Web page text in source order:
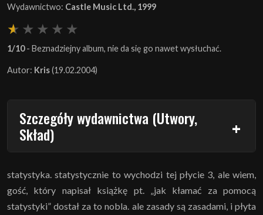
Wydawnictwo: Castle Music Ltd., 1999
1/10- Beznadziejny album, nie da się go nawet wysłuchać.
Autor: Kris(19.02.2004)
Szczegóły wydawnictwa (Utwory,
Skład)
statystyka. statystycznie to wychodzi tej płycie 3, ale wiem,
gość, który napisał książkę pt. „jak kłamać za pomocą
statystyki” dostał za to nobla. ale zasady są zasadami, i płyta